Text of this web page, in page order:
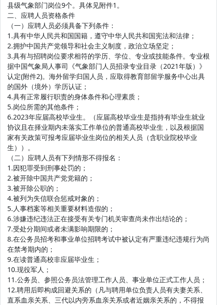
县级气象部门岗位9个。具体见附件1。
二、应聘人员资格条件
（一）应聘人员必须具备下列条件：
1.具有中华人民共和国国籍，遵守中华人民共和国宪法和法律；
2.拥护中国共产党领导和社会主义制度，政治立场坚定；
3.具有与招聘岗位要求相符的学历、学位、专业或技能条件。专业根
据中国气象局人事司《气象部门人员招录专业目录（2021年版）》
认定(附件2)。海外留学归国人员，应取得教育部留学服务中心出具
的国外（境外）学历认证；
4.具有正常履行职责的身体条件和心理素质；
5.岗位所需的其他条件；
6.2023年应届高校毕业生。（应届高校毕业生是指持有毕业生就业
协议且在择业期内未落实工作单位的普通高校毕业生，以及根据国
家有关政策可报考应届毕业生岗位的相关人员（含职业院校毕业
生））。
（二）应聘人员有下列情形不得报名：
1.因犯罪受到刑事处罚的；
2.被开除中国共产党党籍的；
3.被开除公职的；
4.被列为失信联合惩戒对象的；
5.人事档案等相关重要材料造假的；
6.涉嫌违纪违法正在接受有关专门机关审查尚未作出结论的；
7.受处分期间或者未满影响期限的；
8.在公务员招考和事业单位招聘考试中被认定有严重违纪违规行为尚
在禁考期内的；
9.在读普通高校非应届毕业生；
10.现役军人；
11.公务员、参照公务员法管理工作人员、事业单位正式工作人员；
12.聘用后即构成回避关系的（凡与聘用单位负责人员有夫妻关系、
直系血亲关系、三代以内旁系血亲关系或者近姻亲关系的，不得报